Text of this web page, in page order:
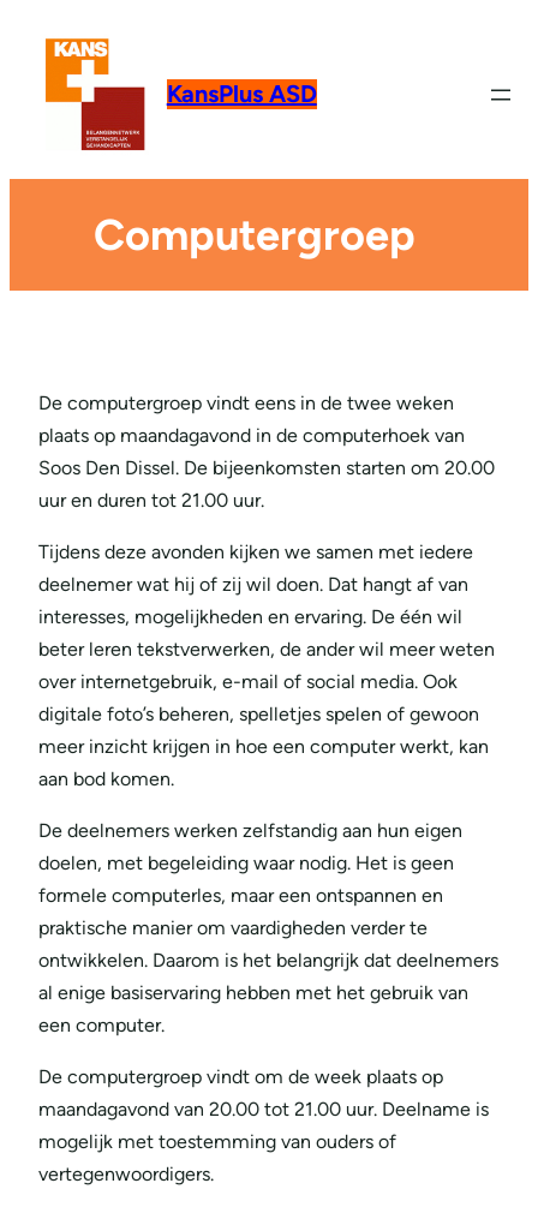
KansPlus ASD
Computergroep
De computergroep vindt eens in de twee weken
plaats op maandagavond in de computerhoek van
Soos Den Dissel. De bijeenkomsten starten om 20.00
uur en duren tot 21.00 uur.
Tijdens deze avonden kijken we samen met iedere
deelnemer wat hij of zij wil doen. Dat hangt af van
interesses, mogelijkheden en ervaring. De één wil
beter leren tekstverwerken, de ander wil meer weten
over internetgebruik, e-mail of social media. Ook
digitale foto’s beheren, spelletjes spelen of gewoon
meer inzicht krijgen in hoe een computer werkt, kan
aan bod komen.
De deelnemers werken zelfstandig aan hun eigen
doelen, met begeleiding waar nodig. Het is geen
formele computerles, maar een ontspannen en
praktische manier om vaardigheden verder te
ontwikkelen. Daarom is het belangrijk dat deelnemers
al enige basiservaring hebben met het gebruik van
een computer.
De computergroep vindt om de week plaats op
maandagavond van 20.00 tot 21.00 uur. Deelname is
mogelijk met toestemming van ouders of
vertegenwoordigers.